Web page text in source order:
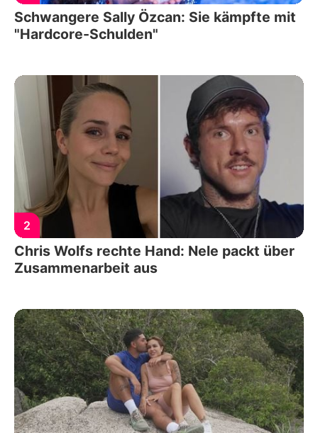
Schwangere Sally Özcan: Sie kämpfte mit
"Hardcore-Schulden"
2
Chris Wolfs rechte Hand: Nele packt über
Zusammenarbeit aus